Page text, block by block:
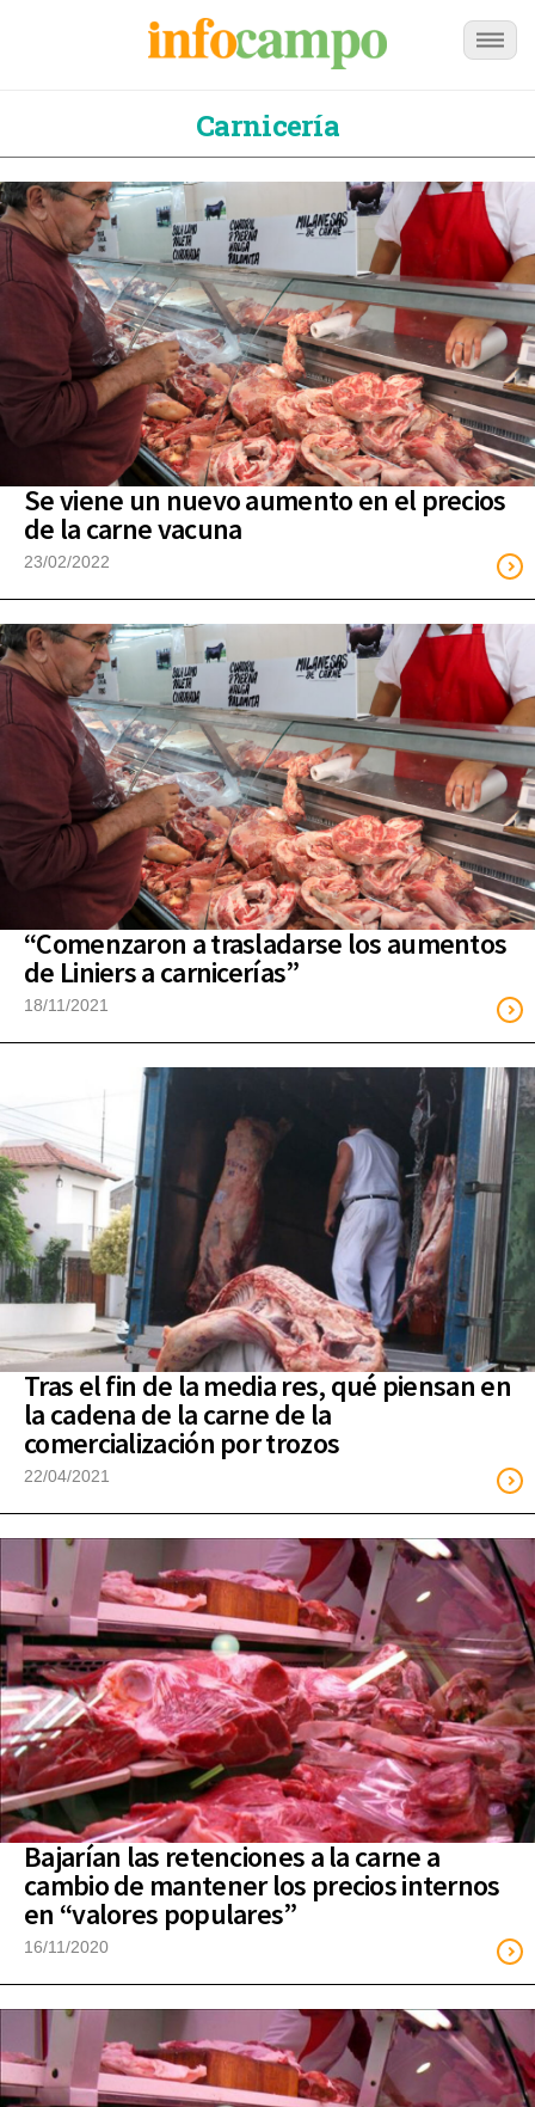
Carnicería
Se viene un nuevo aumento en el precios
de la carne vacuna
23/02/2022
“Comenzaron a trasladarse los aumentos
de Liniers a carnicerías”
18/11/2021
Tras el fin de la media res, qué piensan en
la cadena de la carne de la
comercialización por trozos
22/04/2021
Bajarían las retenciones a la carne a
cambio de mantener los precios internos
en “valores populares”
16/11/2020